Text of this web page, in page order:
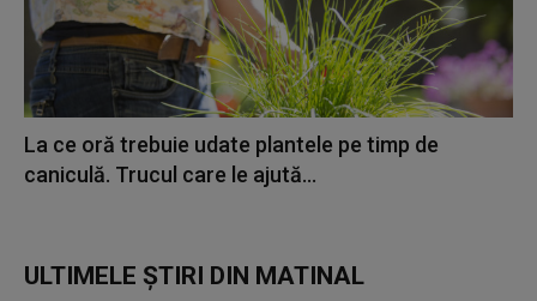
La ce oră trebuie udate plantele pe timp de
caniculă. Trucul care le ajută...
ULTIMELE ȘTIRI DIN MATINAL